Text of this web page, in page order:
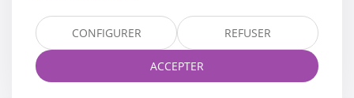
CONFIGURER REFUSER
ACCEPTER